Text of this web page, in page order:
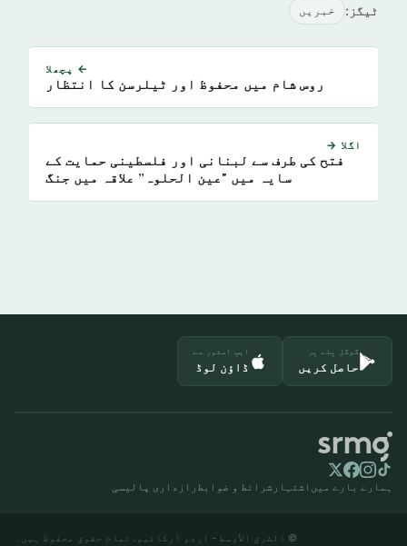
ٹیگز: خبريں
← پچھلا
روس شام میں محفوظ اور ٹیلرسن کا انتظار
اگلا →
فتح کی طرف سے لبنانی اور فلسطینی حمایت کے
سایہ میں "عین الحلوہ” علاقہ میں جنگ
گوگل پلے پر
حاصل کریں
ایپ اسٹور سے
ڈاؤن لوڈ
ہمارے بارے میں اشتہار شرائط و ضوابط رازداری پالیسی
© الشرق الأوسط - اردو آرکائیو. تمام حقوق محفوظ ہیں۔